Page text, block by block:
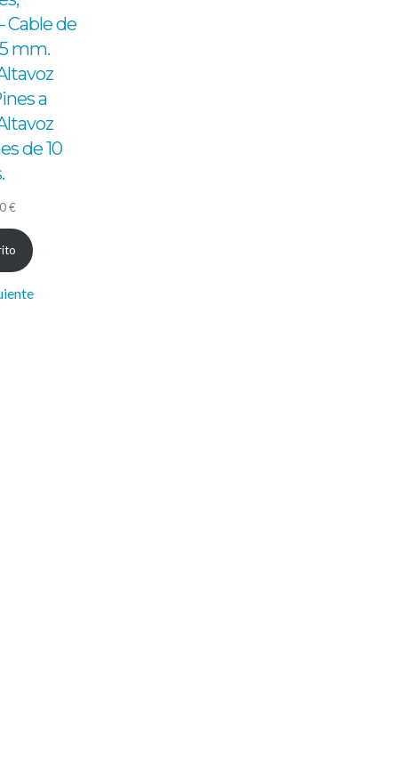
Cable de
mm.
a
de 10
€.
€
precio
actual